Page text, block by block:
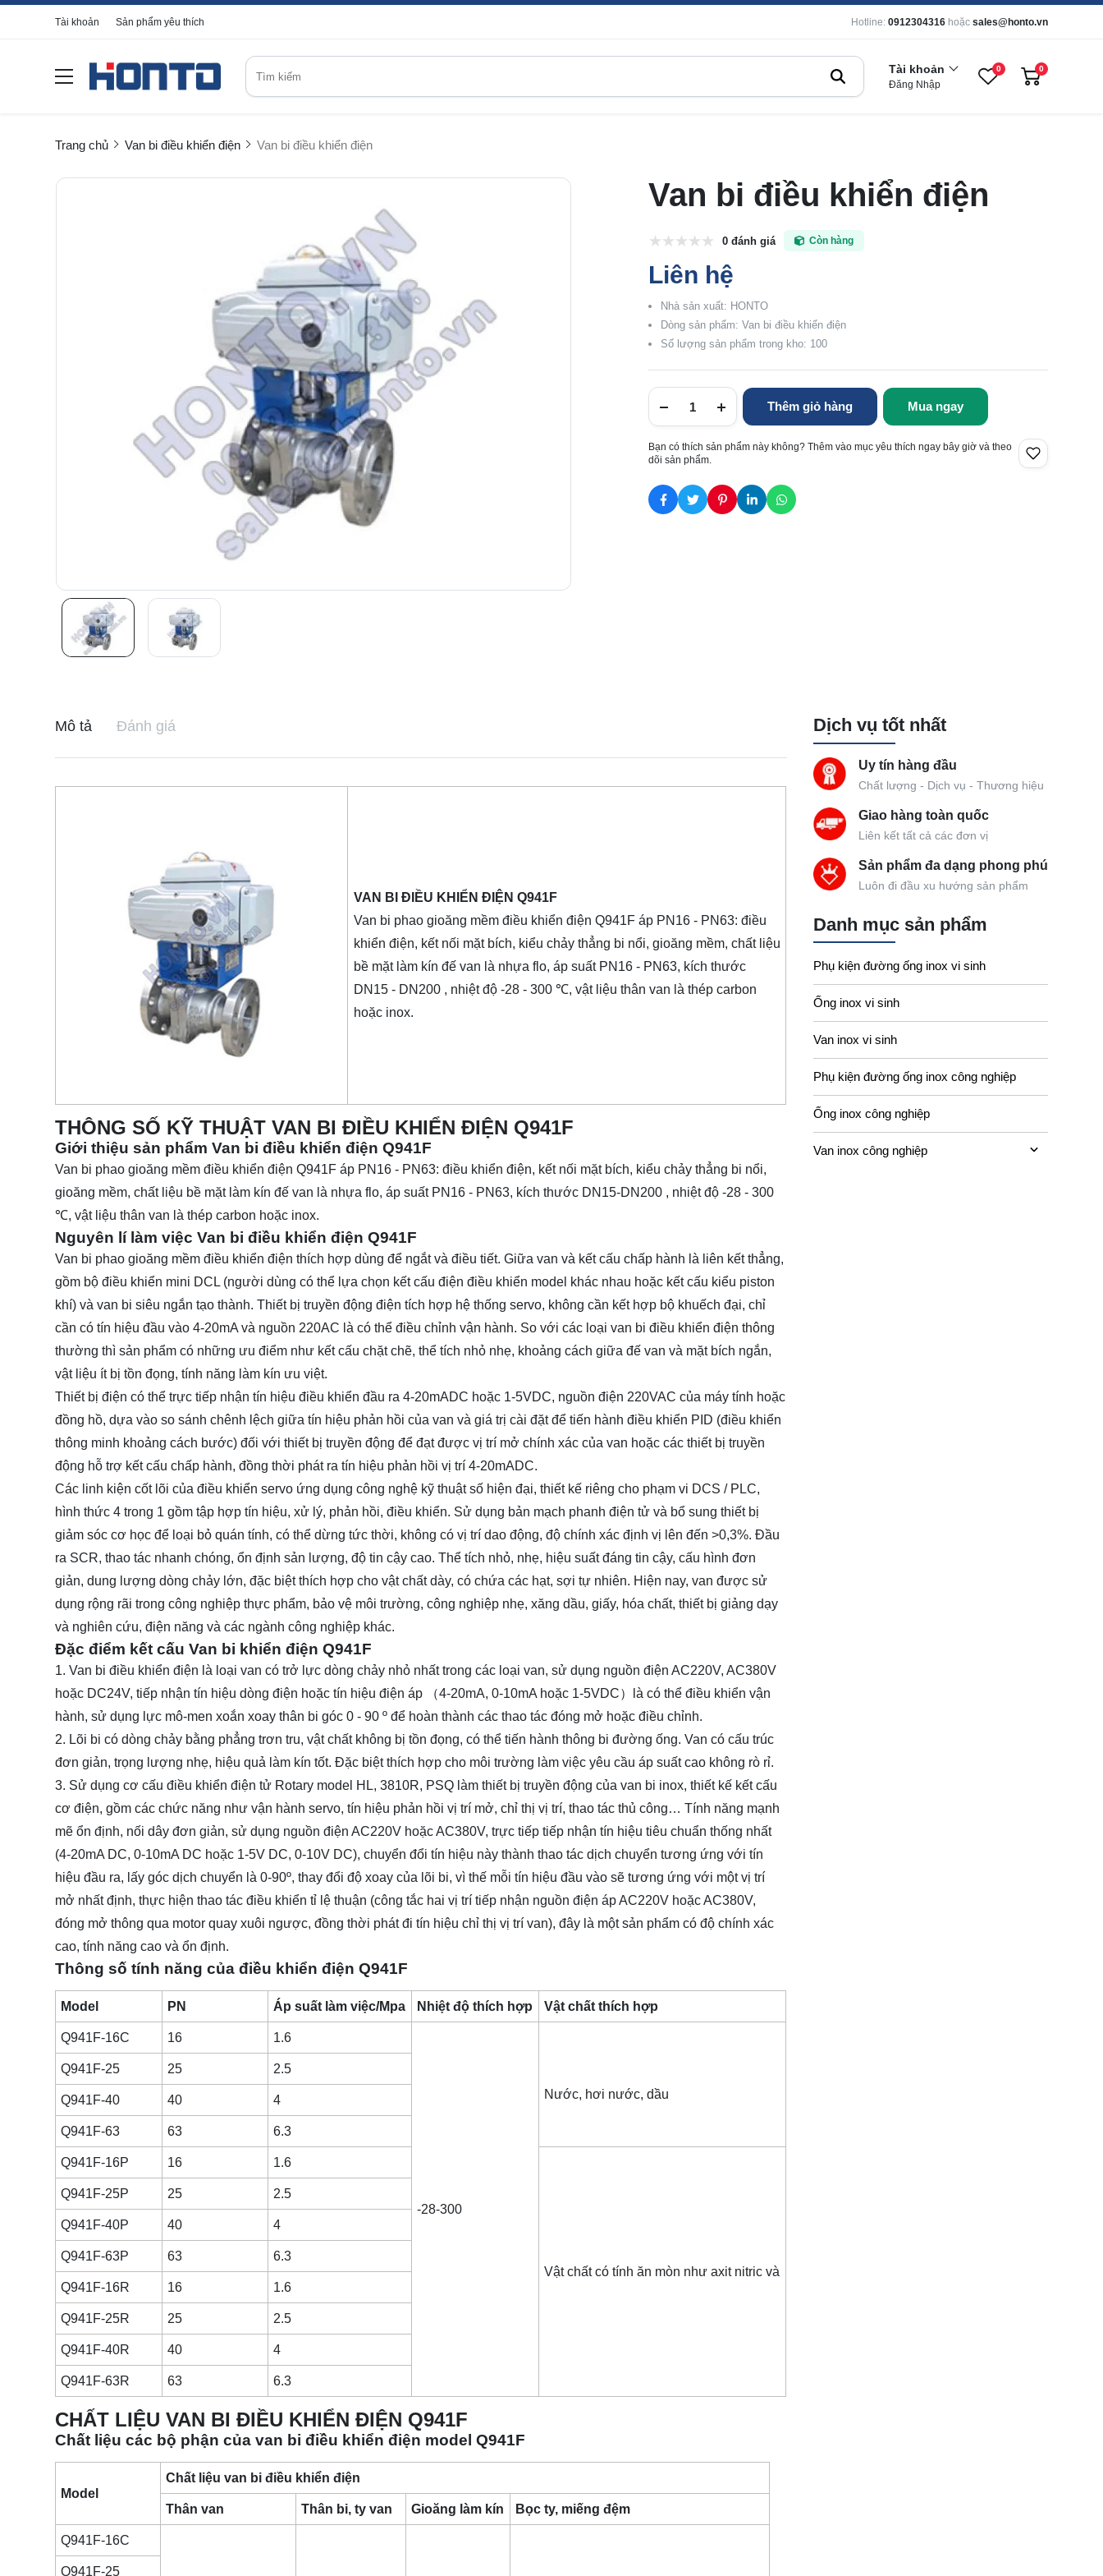
Tài khoản Sản phẩm yêu thích Hotline: 0912304316 hoặc sales@honto.vn
Tài khoản
Đăng Nhập
0 0
Trang chủ Van bi điều khiển điện Van bi điều khiển điện
Van bi điều khiển điện
0 đánh giá Còn hàng
Liên hệ
Nhà sản xuất: HONTO
Dòng sản phẩm: Van bi điều khiển điện
Số lượng sản phẩm trong kho: 100
Thêm giỏ hàng Mua ngay
Bạn có thích sản phẩm này không? Thêm vào mục yêu thích ngay bây giờ và theo
dõi sản phẩm.
Mô tả Đánh giá
VAN BI ĐIỀU KHIỂN ĐIỆN Q941F
Van bi phao gioăng mềm điều khiển điện Q941F áp PN16 - PN63: điều
khiển điện, kết nối mặt bích, kiểu chảy thẳng bi nổi, gioăng mềm, chất liệu
bề mặt làm kín đế van là nhựa flo, áp suất PN16 - PN63, kích thước
DN15 - DN200 , nhiệt độ -28 - 300 ℃, vật liệu thân van là thép carbon
hoặc inox.
THÔNG SỐ KỸ THUẬT VAN BI ĐIỀU KHIỂN ĐIỆN Q941F
Giới thiệu sản phẩm Van bi điều khiển điện Q941F
Van bi phao gioăng mềm điều khiển điện Q941F áp PN16 - PN63: điều khiển điện, kết nối mặt bích, kiểu chảy thẳng bi nổi,
gioăng mềm, chất liệu bề mặt làm kín đế van là nhựa flo, áp suất PN16 - PN63, kích thước DN15-DN200 , nhiệt độ -28 - 300
℃, vật liệu thân van là thép carbon hoặc inox.
Nguyên lí làm việc Van bi điều khiển điện Q941F
Van bi phao gioăng mềm điều khiển điện thích hợp dùng để ngắt và điều tiết. Giữa van và kết cấu chấp hành là liên kết thẳng,
gồm bộ điều khiển mini DCL (người dùng có thể lựa chọn kết cấu điện điều khiển model khác nhau hoặc kết cấu kiểu piston
khí) và van bi siêu ngắn tạo thành. Thiết bị truyền động điện tích hợp hệ thống servo, không cần kết hợp bộ khuếch đại, chỉ
cần có tín hiệu đầu vào 4-20mA và nguồn 220AC là có thể điều chỉnh vận hành. So với các loại van bi điều khiển điện thông
thường thì sản phẩm có những ưu điểm như kết cấu chặt chẽ, thể tích nhỏ nhẹ, khoảng cách giữa đế van và mặt bích ngắn,
vật liệu ít bị tồn đọng, tính năng làm kín ưu việt.
Thiết bị điện có thể trực tiếp nhận tín hiệu điều khiển đầu ra 4-20mADC hoặc 1-5VDC, nguồn điện 220VAC của máy tính hoặc
đồng hồ, dựa vào so sánh chênh lệch giữa tín hiệu phản hồi của van và giá trị cài đặt để tiến hành điều khiển PID (điều khiển
thông minh khoảng cách bước) đối với thiết bị truyền động để đạt được vị trí mở chính xác của van hoặc các thiết bị truyền
động hỗ trợ kết cấu chấp hành, đồng thời phát ra tín hiệu phản hồi vị trí 4-20mADC.
Các linh kiện cốt lõi của điều khiển servo ứng dụng công nghệ kỹ thuật số hiện đại, thiết kế riêng cho phạm vi DCS / PLC,
hình thức 4 trong 1 gồm tập hợp tín hiệu, xử lý, phản hồi, điều khiển. Sử dụng bản mạch phanh điện tử và bổ sung thiết bị
giảm sóc cơ học để loại bỏ quán tính, có thể dừng tức thời, không có vị trí dao động, độ chính xác định vị lên đến >0,3%. Đầu
ra SCR, thao tác nhanh chóng, ổn định sản lượng, độ tin cậy cao. Thể tích nhỏ, nhẹ, hiệu suất đáng tin cậy, cấu hình đơn
giản, dung lượng dòng chảy lớn, đặc biệt thích hợp cho vật chất dày, có chứa các hạt, sợi tự nhiên. Hiện nay, van được sử
dụng rộng rãi trong công nghiệp thực phẩm, bảo vệ môi trường, công nghiệp nhẹ, xăng dầu, giấy, hóa chất, thiết bị giảng dạy
và nghiên cứu, điện năng và các ngành công nghiệp khác.
Đặc điểm kết cấu Van bi khiển điện Q941F
1. Van bi điều khiển điện là loại van có trở lực dòng chảy nhỏ nhất trong các loại van, sử dụng nguồn điện AC220V, AC380V
hoặc DC24V, tiếp nhận tín hiệu dòng điện hoặc tín hiệu điện áp （4-20mA, 0-10mA hoặc 1-5VDC）là có thể điều khiển vận
hành, sử dụng lực mô-men xoắn xoay thân bi góc 0 - 90 º để hoàn thành các thao tác đóng mở hoặc điều chỉnh.
2. Lõi bi có dòng chảy bằng phẳng trơn tru, vật chất không bị tồn đọng, có thể tiến hành thông bi đường ống. Van có cấu trúc
đơn giản, trọng lượng nhẹ, hiệu quả làm kín tốt. Đặc biệt thích hợp cho môi trường làm việc yêu cầu áp suất cao không rò rỉ.
3. Sử dụng cơ cấu điều khiển điện tử Rotary model HL, 3810R, PSQ làm thiết bị truyền động của van bi inox, thiết kế kết cấu
cơ điện, gồm các chức năng như vận hành servo, tín hiệu phản hồi vị trí mở, chỉ thị vị trí, thao tác thủ công… Tính năng mạnh
mẽ ổn định, nối dây đơn giản, sử dụng nguồn điện AC220V hoặc AC380V, trực tiếp tiếp nhận tín hiệu tiêu chuẩn thống nhất
(4-20mA DC, 0-10mA DC hoặc 1-5V DC, 0-10V DC), chuyển đổi tín hiệu này thành thao tác dịch chuyển tương ứng với tín
hiệu đầu ra, lấy góc dịch chuyển là 0-90º, thay đổi độ xoay của lõi bi, vì thế mỗi tín hiệu đầu vào sẽ tương ứng với một vị trí
mở nhất định, thực hiện thao tác điều khiển tỉ lệ thuận (công tắc hai vị trí tiếp nhận nguồn điện áp AC220V hoặc AC380V,
đóng mở thông qua motor quay xuôi ngược, đồng thời phát đi tín hiệu chỉ thị vị trí van), đây là một sản phẩm có độ chính xác
cao, tính năng cao và ổn định.
Thông số tính năng của điều khiển điện Q941F
Model PN Áp suất làm việc/Mpa Nhiệt độ thích hợp Vật chất thích hợp
Q941F-16C 16 1.6
-28-300
Nước, hơi nước, dầu
Q941F-25 25 2.5
Q941F-40 40 4
Q941F-63 63 6.3
Q941F-16P 16 1.6
Vật chất có tính ăn mòn như axit nitric và
Q941F-25P 25 2.5
Q941F-40P 40 4
Q941F-63P 63 6.3
Q941F-16R 16 1.6
Q941F-25R 25 2.5
Q941F-40R 40 4
Q941F-63R 63 6.3
CHẤT LIỆU VAN BI ĐIỀU KHIỂN ĐIỆN Q941F
Chất liệu các bộ phận của van bi điều khiển điện model Q941F
Model
Chất liệu van bi điều khiển điện
Thân van Thân bi, ty van Gioăng làm kín Bọc ty, miếng đệm
Q941F-16C
Q941F-25
Dịch vụ tốt nhất
Uy tín hàng đầu
Chất lượng - Dịch vụ - Thương hiệu
Giao hàng toàn quốc
Liên kết tất cả các đơn vị
Sản phẩm đa dạng phong phú
Luôn đi đầu xu hướng sản phẩm
Danh mục sản phẩm
Phụ kiện đường ống inox vi sinh
Ống inox vi sinh
Van inox vi sinh
Phụ kiện đường ống inox công nghiệp
Ống inox công nghiệp
Van inox công nghiệp